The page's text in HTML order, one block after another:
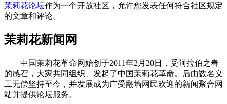
茉莉花论坛作为一个开放社区，允许您发表任何符合社区规定
的文章和评论。
茉莉花新闻网
中国茉莉花革命网始创于2011年2月20日，受阿拉伯之春
的感召，大家共同组织、发起了中国茉莉花革命。后由数名义
工无偿坚持至今，并发展成为广受翻墙网民欢迎的新闻聚合网
站并提供论坛服务。